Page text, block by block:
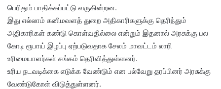
பெரிதும் பாதிக்கப்பட்டு வருகின்றன.
இது எல்லாம் கனிமவளத் துறை அதிகாரிகளுக்கு தெரிந்தும்
அதிகாரிகள் கண்டு கொள்வதில்லை என்றும் இதனால் அரசுக்கு பல
கோடி ரூபாய் இழப்பு ஏற்படுவதாக சேலம் மாவட்டம் லாரி
உரிமையாளர்கள் சங்கம் தெரிவித்துள்ளனர்.
உரிய நடவடிக்கை எடுக்க வேண்டும் என பல்வேறு தரப்பினர் அரசுக்கு
வேண்டுகோள் விடுத்துள்ளனர்.